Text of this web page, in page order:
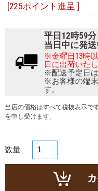
[225ポイント進呈 ]
平日12時59
当日中に発送
※金曜日13時
日に出荷いたし
※配送予定日は
※お客様の端
す。
当店の価格はすべて税抜表示で
を申し受けます。
数量